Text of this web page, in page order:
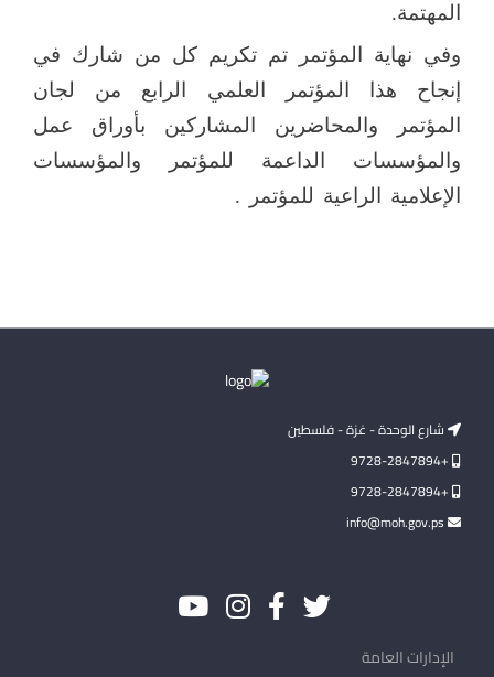
المهتمة.
وفي نهاية المؤتمر تم تكريم كل من شارك في
إنجاح هذا المؤتمر العلمي الرابع من لجان
المؤتمر والمحاضرين المشاركين بأوراق عمل
والمؤسسات الداعمة للمؤتمر والمؤسسات
الإعلامية الراعية للمؤتمر .
شارع الوحدة - غزة - فلسطين
+9728-2847894
+9728-2847894
الإدارات العامة